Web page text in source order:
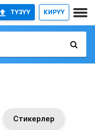
ТҮЗҮҮ КИРҮҮ
Стикерлер